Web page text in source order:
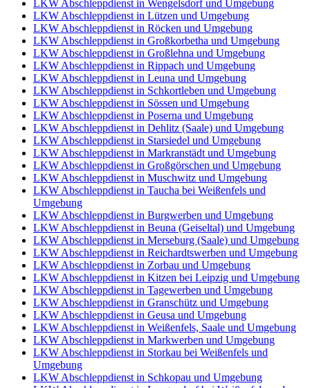
LKW Abschleppdienst in Wengelsdorf und Umgebung
LKW Abschleppdienst in Lützen und Umgebung
LKW Abschleppdienst in Röcken und Umgebung
LKW Abschleppdienst in Großkorbetha und Umgebung
LKW Abschleppdienst in Großlehna und Umgebung
LKW Abschleppdienst in Rippach und Umgebung
LKW Abschleppdienst in Leuna und Umgebung
LKW Abschleppdienst in Schkortleben und Umgebung
LKW Abschleppdienst in Sössen und Umgebung
LKW Abschleppdienst in Poserna und Umgebung
LKW Abschleppdienst in Dehlitz (Saale) und Umgebung
LKW Abschleppdienst in Starsiedel und Umgebung
LKW Abschleppdienst in Markranstädt und Umgebung
LKW Abschleppdienst in Großgörschen und Umgebung
LKW Abschleppdienst in Muschwitz und Umgebung
LKW Abschleppdienst in Taucha bei Weißenfels und
Umgebung
LKW Abschleppdienst in Burgwerben und Umgebung
LKW Abschleppdienst in Beuna (Geiseltal) und Umgebung
LKW Abschleppdienst in Merseburg (Saale) und Umgebung
LKW Abschleppdienst in Reichardtswerben und Umgebung
LKW Abschleppdienst in Zorbau und Umgebung
LKW Abschleppdienst in Kitzen bei Leipzig und Umgebung
LKW Abschleppdienst in Tagewerben und Umgebung
LKW Abschleppdienst in Granschütz und Umgebung
LKW Abschleppdienst in Geusa und Umgebung
LKW Abschleppdienst in Weißenfels, Saale und Umgebung
LKW Abschleppdienst in Markwerben und Umgebung
LKW Abschleppdienst in Storkau bei Weißenfels und
Umgebung
LKW Abschleppdienst in Schkopau und Umgebung